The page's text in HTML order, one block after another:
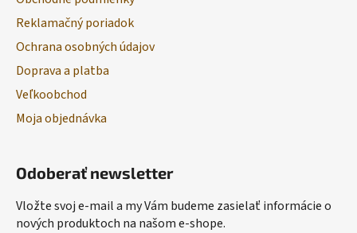
Reklamačný poriadok
Ochrana osobných údajov
Doprava a platba
Veľkoobchod
Moja objednávka
Odoberať newsletter
Vložte svoj e-mail a my Vám budeme zasielať informácie o
nových produktoch na našom e-shope.